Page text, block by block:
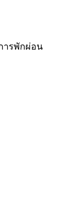
ารพักผ่อน